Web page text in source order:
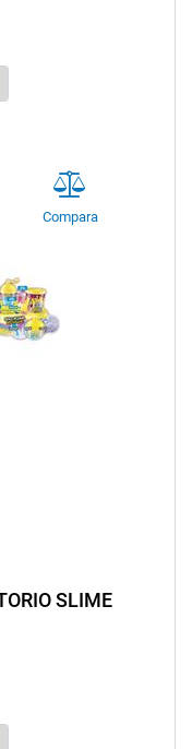
Compara
SLIME